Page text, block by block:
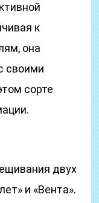
к
она
своими
сорте
двух
и «Вента».